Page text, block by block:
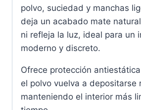
polvo, suciedad y manchas
deja un acabado mate
ni refleja la luz, ideal para un
moderno y discreto.
Ofrece protección
el polvo vuelva a depositarse
manteniendo el interior más